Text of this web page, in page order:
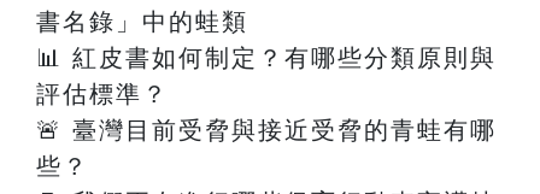
書名錄」中的蛙類
📊
紅皮書如何制定？有哪些分類原則與
評估標準？
🚨 臺灣目前受脅與接近受脅的青蛙有哪
些？